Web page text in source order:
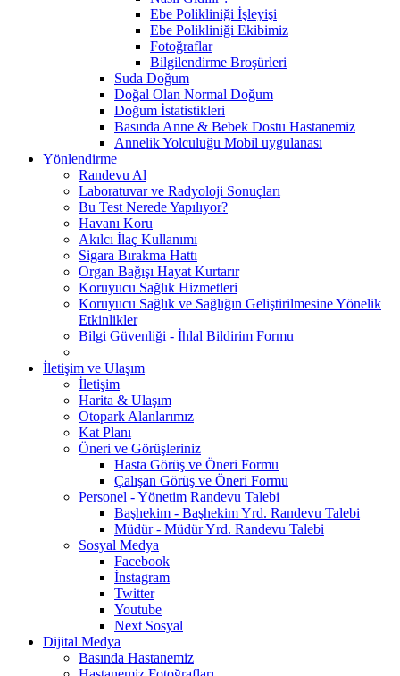
Ebe Polikliniği İşleyişi
Ebe Polikliniği Ekibimiz
Fotoğraflar
Bilgilendirme Broşürleri
Suda Doğum
Doğal Olan Normal Doğum
Doğum İstatistikleri
Basında Anne & Bebek Dostu Hastanemiz
Annelik Yolculuğu Mobil uygulanası
Yönlendirme
Randevu Al
Laboratuvar ve Radyoloji Sonuçları
Bu Test Nerede Yapılıyor?
Havanı Koru
Akılcı İlaç Kullanımı
Sigara Bırakma Hattı
Organ Bağışı Hayat Kurtarır
Koruyucu Sağlık Hizmetleri
Koruyucu Sağlık ve Sağlığın Geliştirilmesine Yönelik
Etkinlikler
Bilgi Güvenliği - İhlal Bildirim Formu
İletişim ve Ulaşım
İletişim
Harita & Ulaşım
Otopark Alanlarımız
Kat Planı
Öneri ve Görüşleriniz
Hasta Görüş ve Öneri Formu
Çalışan Görüş ve Öneri Formu
Personel - Yönetim Randevu Talebi
Başhekim - Başhekim Yrd. Randevu Talebi
Müdür - Müdür Yrd. Randevu Talebi
Sosyal Medya
Facebook
İnstagram
Twitter
Youtube
Next Sosyal
Dijital Medya
Basında Hastanemiz